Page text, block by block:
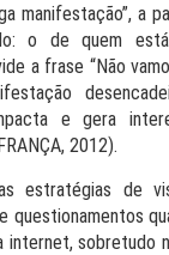
manifestação”, a
o de quem
a frase “Não
e gera
2012).
estratégias de
questionamentos
internet, sobretudo